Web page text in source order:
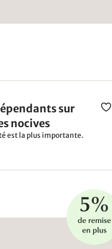
sur
nocives
est la plus importante.